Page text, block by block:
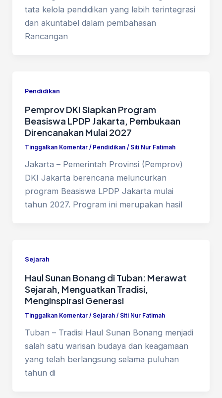
tata kelola pendidikan yang lebih terintegrasi
dan akuntabel dalam pembahasan
Rancangan
Pendidikan
Pemprov DKI Siapkan Program
Beasiswa LPDP Jakarta, Pembukaan
Direncanakan Mulai 2027
Tinggalkan Komentar / Pendidikan/ Siti Nur Fatimah
Jakarta – Pemerintah Provinsi (Pemprov)
DKI Jakarta berencana meluncurkan
program Beasiswa LPDP Jakarta mulai
tahun 2027. Program ini merupakan hasil
Sejarah
Haul Sunan Bonang di Tuban: Merawat
Sejarah, Menguatkan Tradisi,
Menginspirasi Generasi
Tinggalkan Komentar / Sejarah/ Siti Nur Fatimah
Tuban – Tradisi Haul Sunan Bonang menjadi
salah satu warisan budaya dan keagamaan
yang telah berlangsung selama puluhan
tahun di